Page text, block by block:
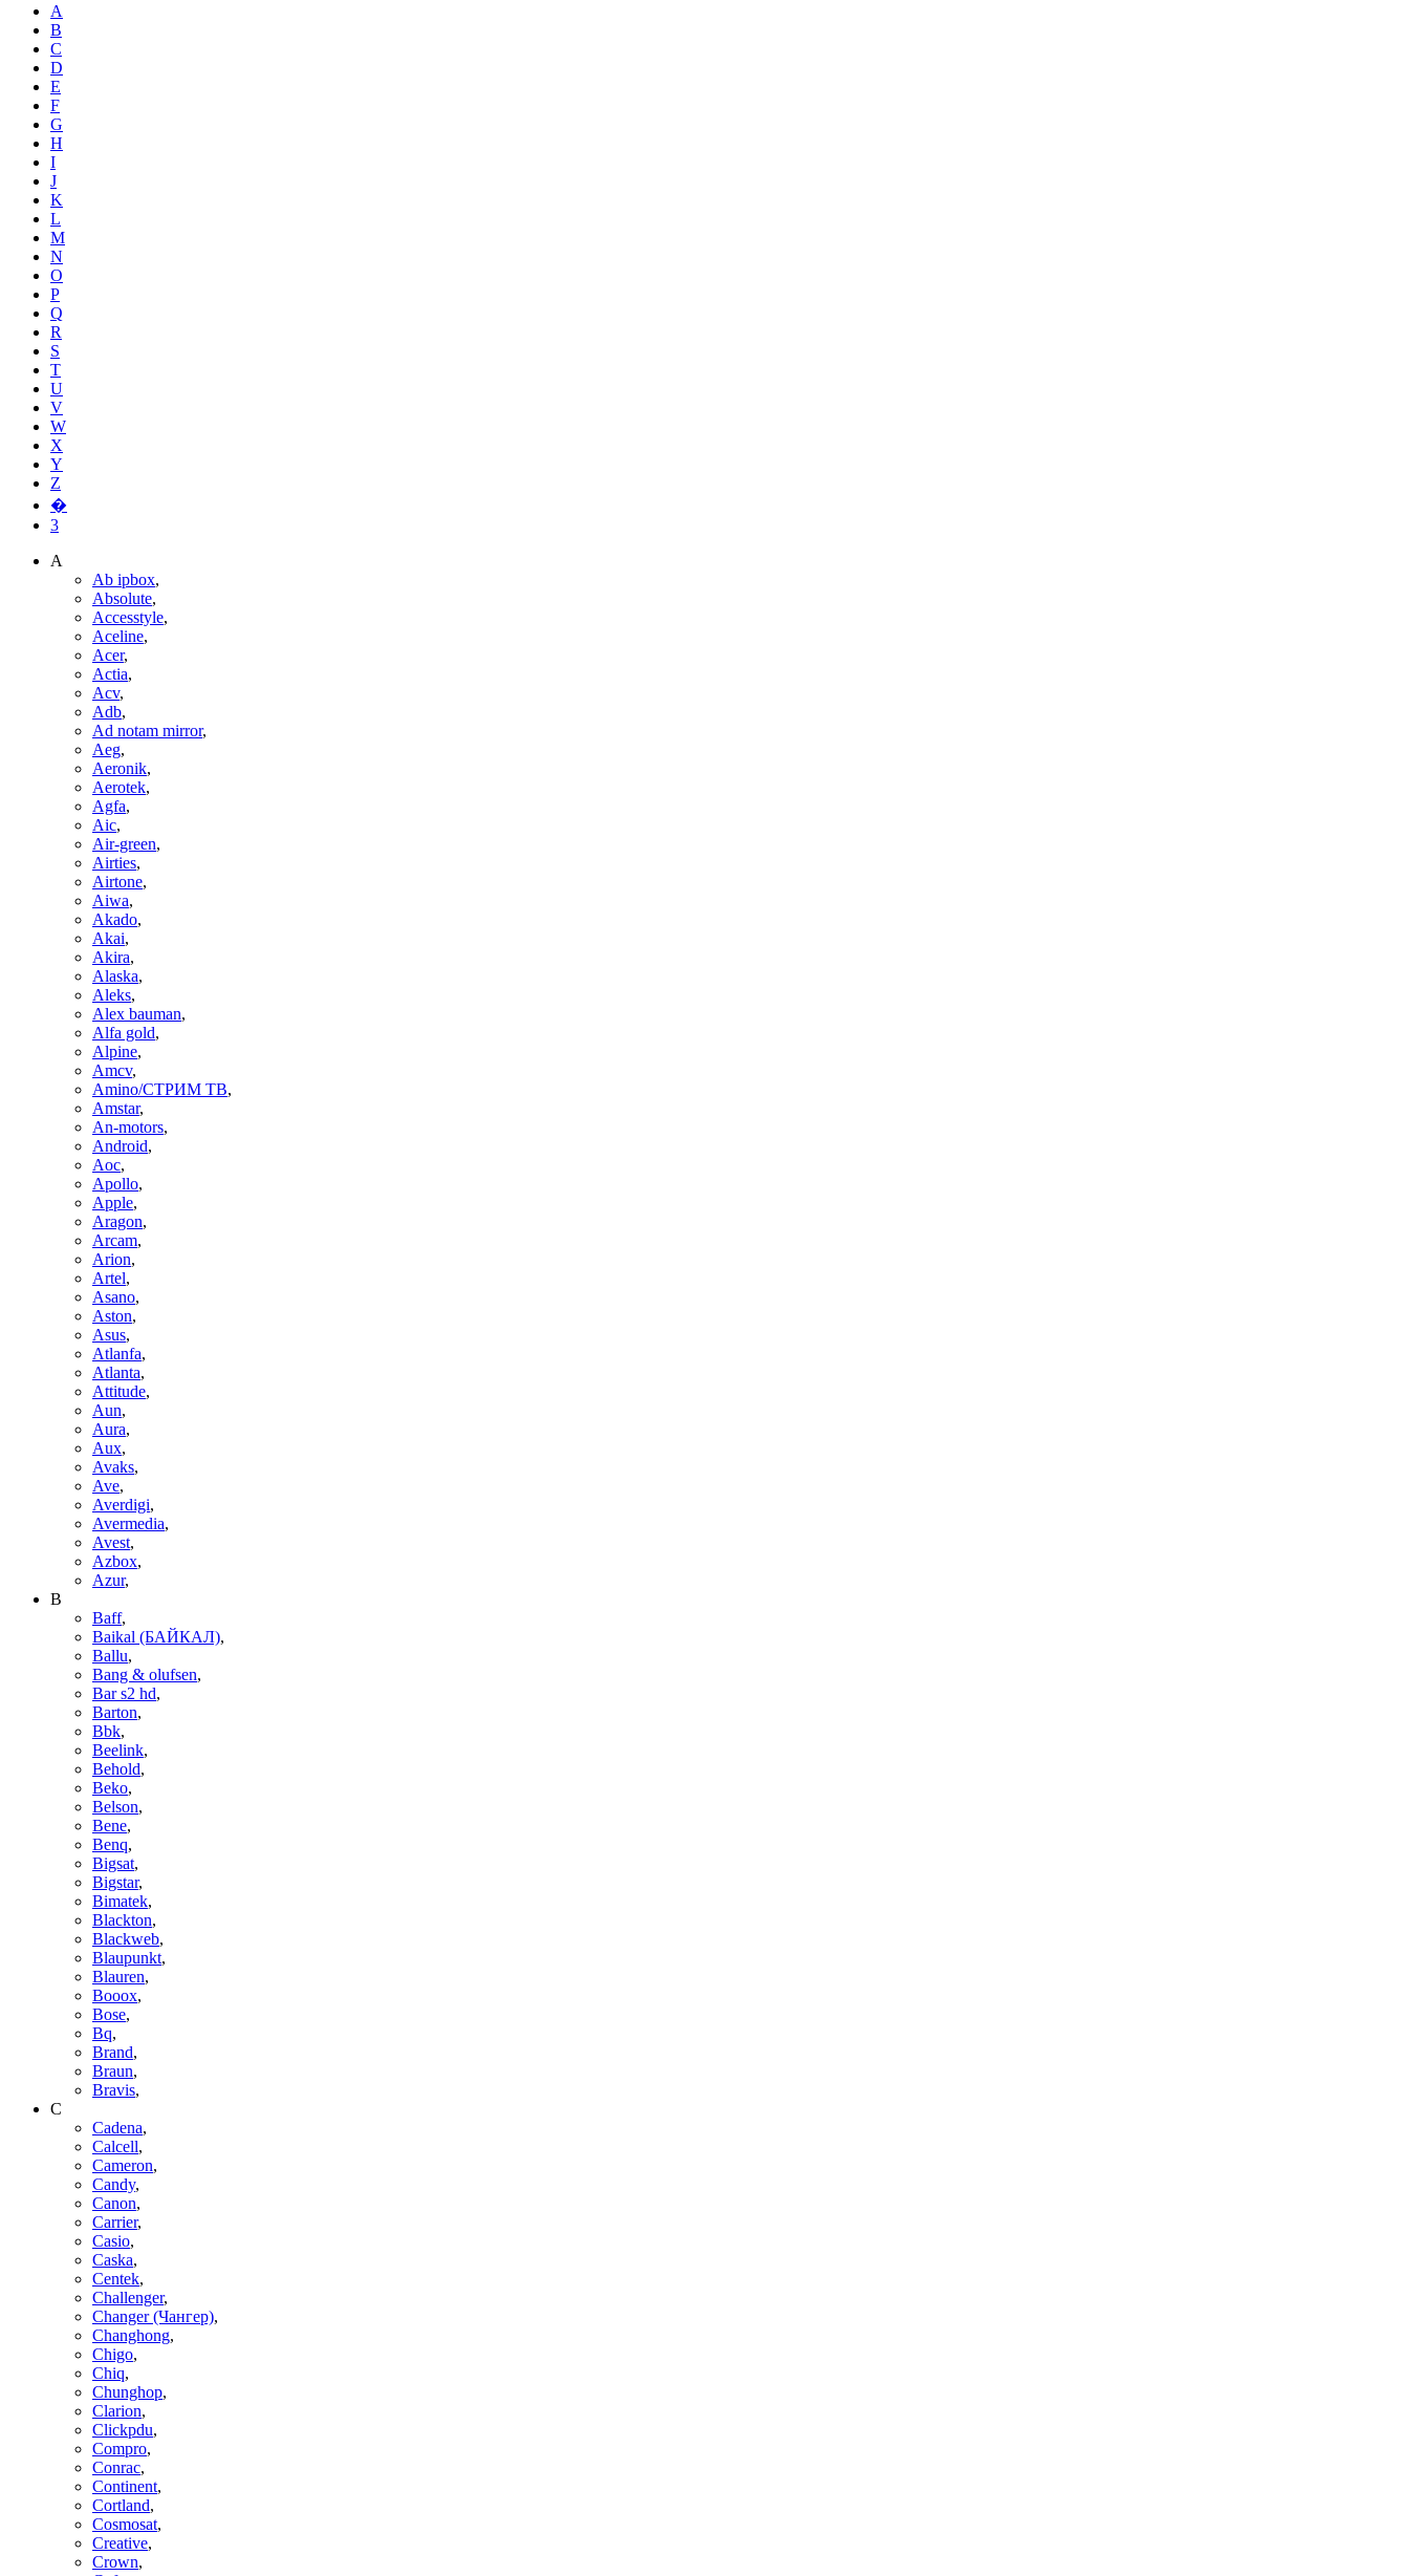
A
B
C
D
E
F
G
H
I
J
K
L
M
N
O
P
Q
R
S
T
U
V
W
X
Y
Z
�
3
A
Ab ipbox,
Absolute,
Accesstyle,
Aceline,
Acer,
Actia,
Acv,
Adb,
Ad notam mirror,
Aeg,
Aeronik,
Aerotek,
Agfa,
Aic,
Air-green,
Airties,
Airtone,
Aiwa,
Akado,
Akai,
Akira,
Alaska,
Aleks,
Alex bauman,
Alfa gold,
Alpine,
Amcv,
Amino/СТРИМ ТВ,
Amstar,
An-motors,
Android,
Aoc,
Apollo,
Apple,
Aragon,
Arcam,
Arion,
Artel,
Asano,
Aston,
Asus,
Atlanfa,
Atlanta,
Attitude,
Aun,
Aura,
Aux,
Avaks,
Ave,
Averdigi,
Avermedia,
Avest,
Azbox,
Azur,
B
Baff,
Baikal (БАЙКАЛ),
Ballu,
Bang & olufsen,
Bar s2 hd,
Barton,
Bbk,
Beelink,
Behold,
Beko,
Belson,
Bene,
Benq,
Bigsat,
Bigstar,
Bimatek,
Blackton,
Blackweb,
Blaupunkt,
Blauren,
Booox,
Bose,
Bq,
Brand,
Braun,
Bravis,
C
Cadena,
Calcell,
Cameron,
Candy,
Canon,
Carrier,
Casio,
Caska,
Centek,
Challenger,
Changer (Чангер),
Changhong,
Chigo,
Chiq,
Chunghop,
Clarion,
Clickpdu,
Compro,
Conrac,
Continent,
Cortland,
Cosmosat,
Creative,
Crown,